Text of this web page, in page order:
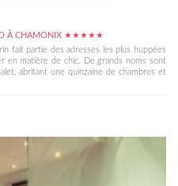
À CHAMONIX ★★★★★
fait partie des adresses les plus huppées
en matière de chic. De grands noms sont
abritant une quinzaine de chambres et